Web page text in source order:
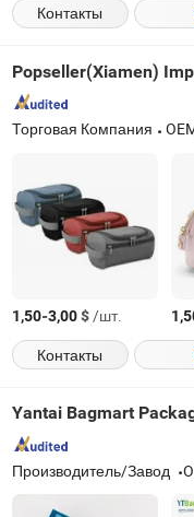
Контакты
Popseller(Xiamen)
Торговая Компания
1,50-3,00$/шт.
Контакты
Yantai Bagmart
Производитель/Завод